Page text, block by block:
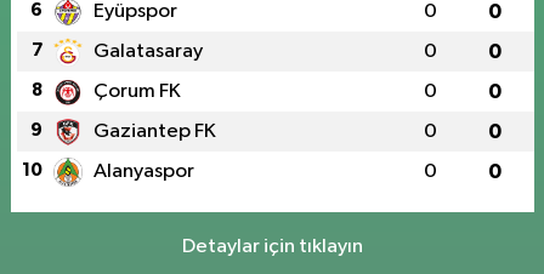
6 Eyüpspor 0 0
7 Galatasaray 0 0
8 Çorum FK 0 0
9 Gaziantep FK 0 0
10 Alanyaspor 0 0
Detaylar için tıklayın